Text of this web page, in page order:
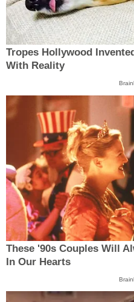
Tropes Hollywood
With Reality
These '90s Couples Will
In Our Hearts